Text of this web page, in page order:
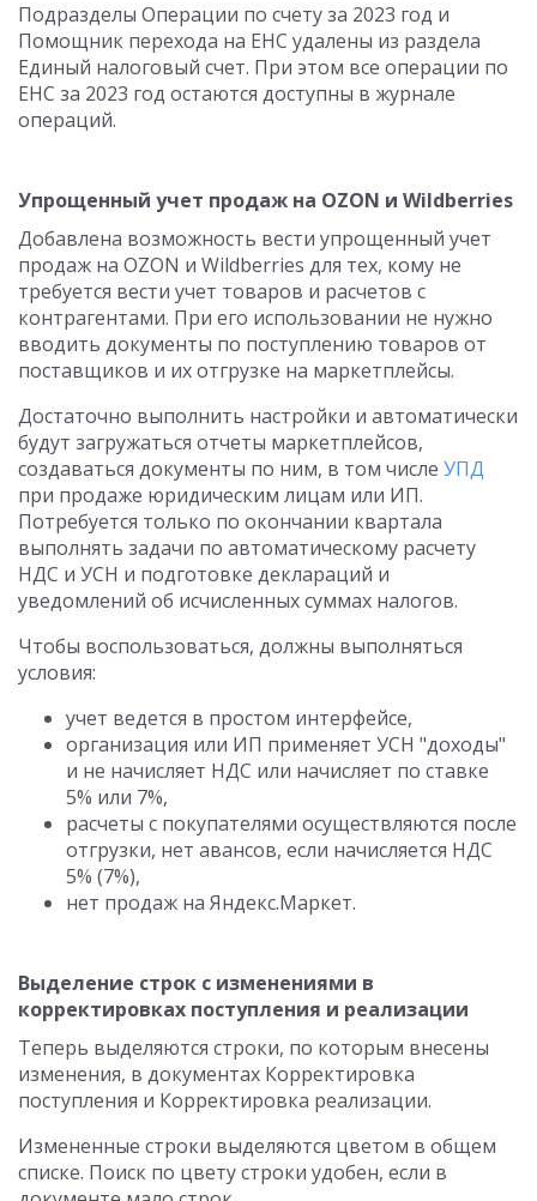
Подразделы Операции по счету за 2023 год и
Помощник перехода на ЕНС удалены из раздела
Единый налоговый счет. При этом все операции по
ЕНС за 2023 год остаются доступны в журнале
операций.
Упрощенный учет продаж на OZON и Wildberries
Добавлена возможность вести упрощенный учет
продаж на OZON и Wildberries для тех, кому не
требуется вести учет товаров и расчетов с
контрагентами. При его использовании не нужно
вводить документы по поступлению товаров от
поставщиков и их отгрузке на маркетплейсы.
Достаточно выполнить настройки и автоматически
будут загружаться отчеты маркетплейсов,
создаваться документы по ним, в том числе УПД
при продаже юридическим лицам или ИП.
Потребуется только по окончании квартала
выполнять задачи по автоматическому расчету
НДС и УСН и подготовке деклараций и
уведомлений об исчисленных суммах налогов.
Чтобы воспользоваться, должны выполняться
условия:
учет ведется в простом интерфейсе,
организация или ИП применяет УСН "доходы"
и не начисляет НДС или начисляет по ставке
5% или 7%,
расчеты с покупателями осуществляются после
отгрузки, нет авансов, если начисляется НДС
5% (7%),
нет продаж на Яндекс.Маркет.
Выделение строк с изменениями в
корректировках поступления и реализации
Теперь выделяются строки, по которым внесены
изменения, в документах Корректировка
поступления и Корректировка реализации.
Измененные строки выделяются цветом в общем
списке. Поиск по цвету строки удобен, если в